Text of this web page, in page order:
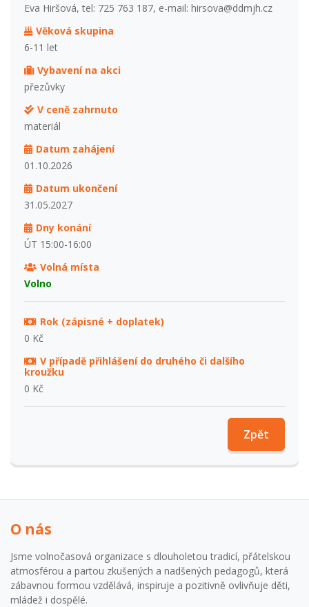
Eva Hiršová, tel: 725 763 187, e-mail: hirsova@ddmjh.cz
Věková skupina
6-11 let
Vybavení na akci
přezůvky
V ceně zahrnuto
materiál
Datum zahájení
01.10.2026
Datum ukončení
31.05.2027
Dny konání
ÚT 15:00-16:00
Volná místa
Volno
Rok (zápisné + doplatek)
0 Kč
V případě přihlášení do druhého či dalšího
kroužku
0 Kč
Zpět
O nás
Jsme volnočasová organizace s dlouholetou tradicí, přátelskou
atmosférou a partou zkušených a nadšených pedagogů, která
zábavnou formou vzdělává, inspiruje a pozitivně ovlivňuje děti,
mládež i dospělé.